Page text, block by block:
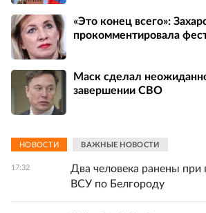
«Это конец всего»:
прокомментировала
Маск сделал
завершении СВО
НОВОСТИ ВАЖНЫЕ НОВОСТИ
17:32
Два человека ранены при
ВСУ по Белгороду